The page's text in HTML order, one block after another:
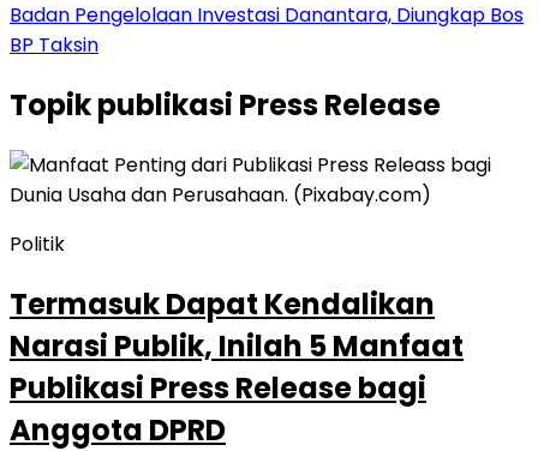
Badan Pengelolaan Investasi Danantara, Diungkap Bos
BP Taksin
Topikpublikasi Press Release
Politik
Termasuk Dapat Kendalikan
Narasi Publik, Inilah 5 Manfaat
Publikasi Press Release bagi
Anggota DPRD